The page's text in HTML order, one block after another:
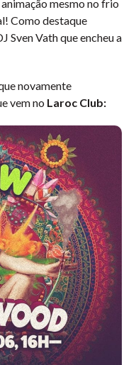
mesmo no frio
Como destaque
Sven Vath que encheu a
novamente
vem no Laroc Club: